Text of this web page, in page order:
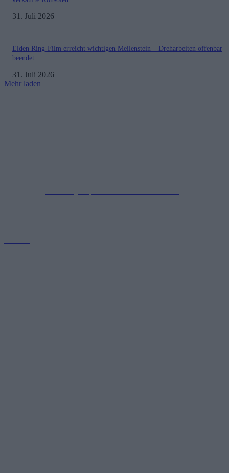
31. Juli 2026
Elden Ring-Film erreicht wichtigen Meilenstein – Dreharbeiten offenbar
beendet
31. Juli 2026
Mehr laden